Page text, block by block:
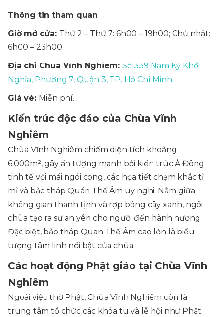
Thông tin tham quan
Giờ mở cửa: Thứ 2 – Thứ 7: 6h00 – 19h00; Chủ nhật:
6h00 – 23h00.
Địa chỉ Chùa Vĩnh Nghiêm: Số 339 Nam Kỳ Khởi
Nghĩa, Phường 7, Quận 3, TP. Hồ Chí Minh.
Giá vé: Miễn phí.
Kiến trúc độc đáo của Chùa Vĩnh
Nghiêm
Chùa Vĩnh Nghiêm chiếm diện tích khoảng
6.000m², gây ấn tượng mạnh bởi kiến trúc Á Đông
tinh tế với mái ngói cong, các họa tiết chạm khắc tỉ
mỉ và bảo tháp Quán Thế Âm uy nghi. Nằm giữa
không gian thanh tịnh và rợp bóng cây xanh, ngôi
chùa tạo ra sự an yên cho người đến hành hương.
Đặc biệt, bảo tháp Quan Thế Âm cao lớn là biểu
tượng tâm linh nổi bật của chùa.
Các hoạt động Phật giáo tại Chùa Vĩnh
Nghiêm
Ngoài việc thờ Phật, Chùa Vĩnh Nghiêm còn là
trung tâm tổ chức các khóa tu và lễ hội như Phật